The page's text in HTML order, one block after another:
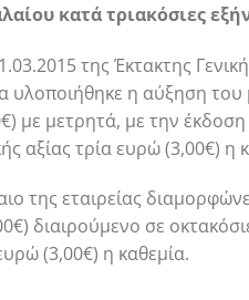
κατά τριακόσιες
της Έκτακτης
υλοποιήθηκε η αύξηση
με μετρητά, με την έκδοση
αξίας τρία ευρώ (3,00€) η
της εταιρείας
διαιρούμενο σε
(3,00€) η καθεμία.